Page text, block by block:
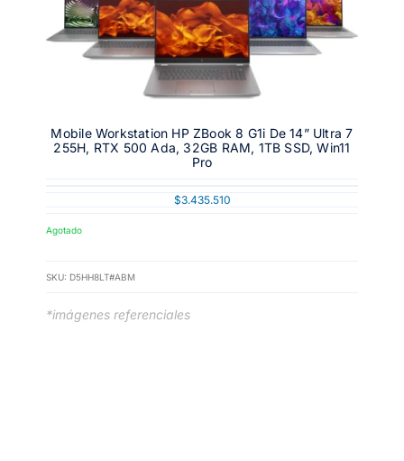
Mobile Workstation HP ZBook 8 G1i De 14” Ultra 7
255H, RTX 500 Ada, 32GB RAM, 1TB SSD, Win11
Pro
$3.435.510
Agotado
SKU: D5HH8LT#ABM
*imágenes referenciales